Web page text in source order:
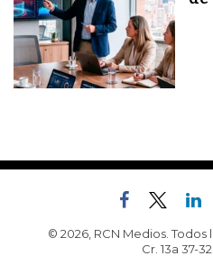
© 2026, RCN Medios.
Cr. 13a 37-